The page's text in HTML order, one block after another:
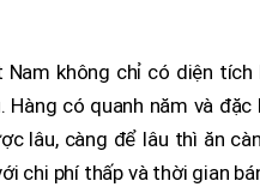
không chỉ có diện tích
có quanh năm và đặc
lâu, càng để lâu thì ăn
chi phí thấp và thời gian